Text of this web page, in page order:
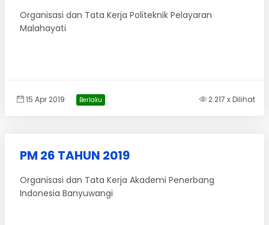
Organisasi dan Tata Kerja Politeknik Pelayaran
Malahayati
15 Apr 2019 Berlaku 2.217 x Dilihat
PM 26 TAHUN 2019
Organisasi dan Tata Kerja Akademi Penerbang
Indonesia Banyuwangi